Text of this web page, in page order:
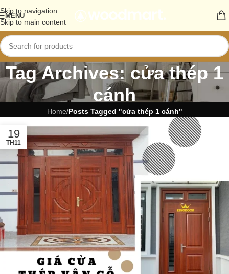
Skip to navigation
Skip to main content
MENU
Tag Archives: cửa thép 1
cánh
Home/Posts Tagged "cửa thép 1 cánh"
19
TH11